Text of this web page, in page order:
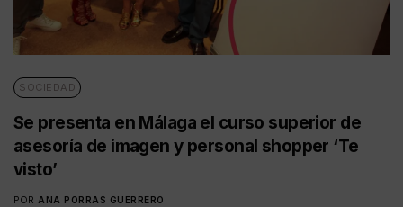
SOCIEDAD
Se presenta en Málaga el curso superior de
asesoría de imagen y personal shopper ‘Te
visto’
POR ANA PORRAS GUERRERO